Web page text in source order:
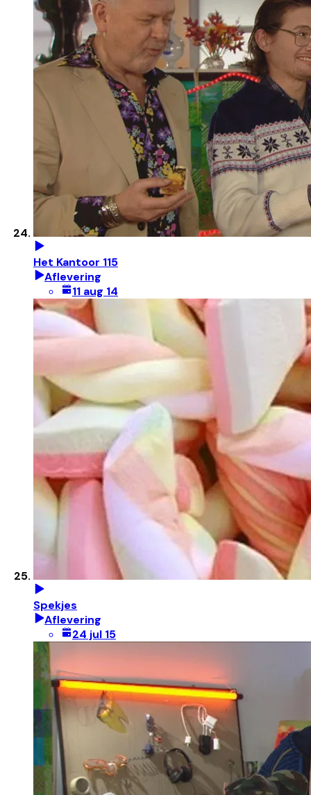
Het Kantoor 115
Aflevering
11 aug 14
Spekjes
Aflevering
24 jul 15